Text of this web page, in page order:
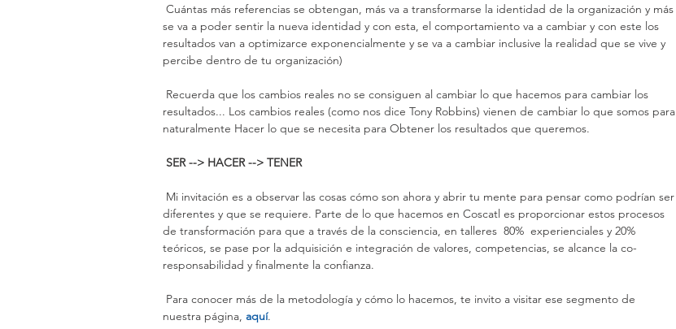
se va a poder sentir la nueva identidad y con esta, el comportamiento va a cambiar y con este los
resultados van a optimizarce exponencialmente y se va a cambiar inclusive la realidad que se vive y
percibe dentro de tu organización)
resultados... Los cambios reales (como nos dice Tony Robbins) vienen de cambiar lo que somos para
naturalmente Hacer lo que se necesita para Obtener los resultados que queremos.
SER --> HACER --> TENER
diferentes y que se requiere. Parte de lo que hacemos en Coscatl es proporcionar estos procesos
de transformación para que a través de la consciencia, en talleres  80%  experienciales y 20%
teóricos, se pase por la adquisición e integración de valores, competencias, se alcance la co-
responsabilidad y finalmente la confianza.
nuestra página, aquí.